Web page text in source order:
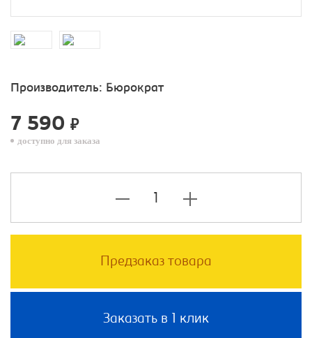
Производитель: Бюрократ
7 590 ₽
доступно для заказа
Предзаказ товара
Заказать в 1 клик